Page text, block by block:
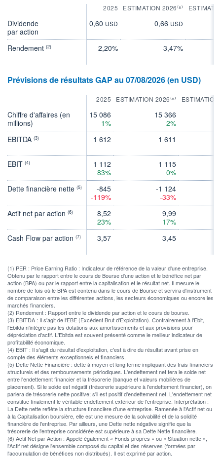
2025 ESTIMATION 2026⁽⁸⁾
Dividende
par action
0,60 USD 0,66 USD
Rendement (2) 2,20% 3,47%
Prévisions de résultats GAP au 07/08/2026 (en USD)
2025 ESTIMATION 2026⁽⁸⁾
Chiffre d'affaires (en
millions)
15 086
1%
15 366
2%
EBITDA (3) 1 612 1 611
EBIT (4)
1 112
83%
1 115
0%
Dette financière nette (5)
-845
-119%
-1 124
-33%
Actif net par action (6)
8,52
23%
9,99
17%
Cash Flow par action (7) 3,57 3,45
(1) PER : Price Earning Ratio : Indicateur de référence de la valeur d'une entreprise.
Obtenu par le rapport entre le cours de Bourse d'une action et le bénéfice net par
action (BPA) ou par le rapport entre la capitalisation et le résultat net. Il mesure le
nombre de fois où le BPA est contenu dans le cours de Bourse et servira d'instrument
de comparaison entre les différentes actions, les secteurs économiques ou encore les
marchés financiers.
(2) Rendement : Rapport entre le dividende par action et le cours de bourse.
(3) EBITDA : Il s'agit de l'EBE (Excédent Brut d'Exploitation). Contrairement à l'Ebit,
l'Ebitda n'intègre pas les dotations aux amortissements et aux provisions pour
dépréciation d'actif. L'Ebitda est souvent présenté comme le meilleur indicateur de
profitabilité économique.
(4) EBIT : Il s'agit du résultat d'exploitation, c'est à dire du résultat avant prise en
compte des éléments exceptionnels et financiers.
(5) Dette Nette Financière : dette à moyen et long terme impliquant des frais financiers
structurels et des remboursements périodiques. L'endettement net fera le solde net
entre l'endettement financier et la trésorerie (banque et valeurs mobilières de
placement). Si le solde est négatif (trésorerie supérieure à l'endettement financier), on
parlera de trésorerie nette positive; s'il est positif d'endettement net. L'endettement net
constitue finalement le véritable endettement extérieur de l'entreprise. Interprétation :
La Dette nette reflète la structure financière d'une entreprise. Ramenée à l'Actif net ou
à la Capitalisation boursière, elle est une mesure de la solvabilité et de la solidité
financière de l'entreprise. Par ailleurs, une Dette nette négative signifie que la
trésorerie de l'entreprise considérée est supérieure à sa Dette Nette financière.
(6) Actif Net par Action : Appelé également « Fonds propres » ou « Situation nette »,
l'Actif net désigne l'ensemble composé du capital et des réserves (formées par
l'accumulation de bénéfices non distribués). Il est exprimé par action.